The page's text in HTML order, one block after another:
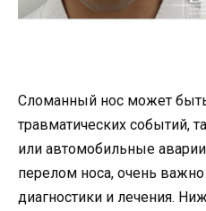
Сломанный нос может
травматических событий,
или автомобильные
перелом носа, очень важно
диагностики и лечения.